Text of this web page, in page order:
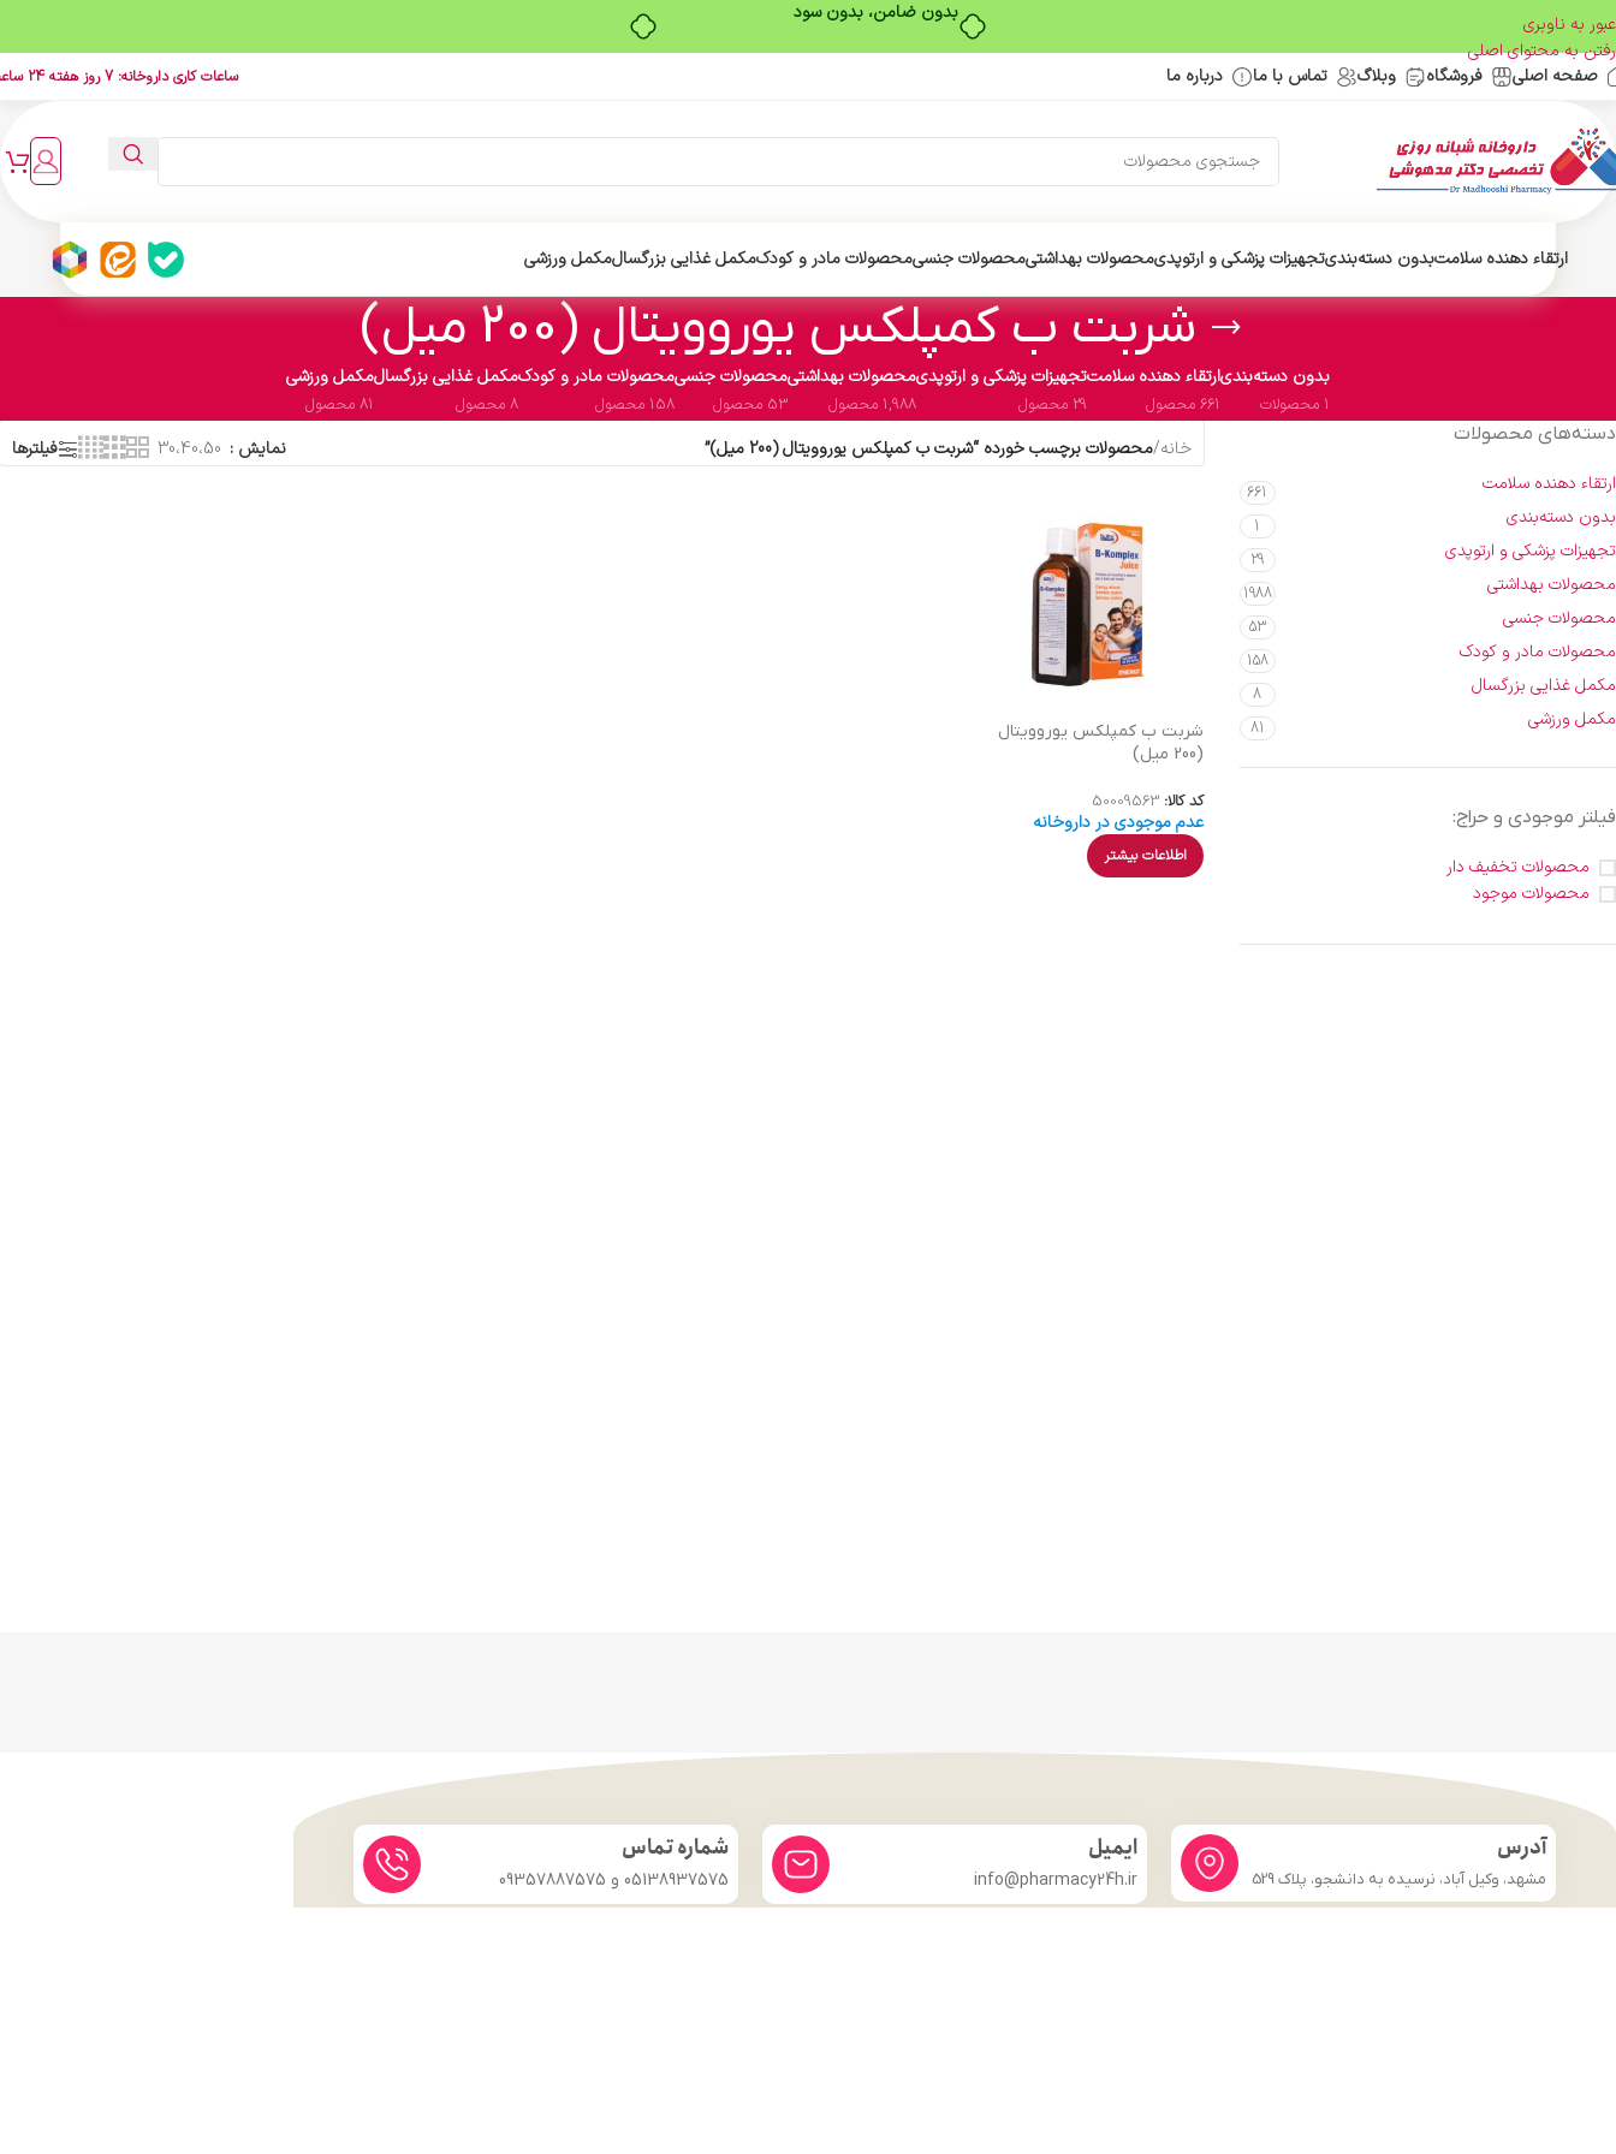
بدون ضامن، بدون سود
عبور به ناوبری
رفتن به محتوای اصلی
صفحه اصلی
فروشگاه وبلاگ تماس با ما درباره ما ساعات کاری داروخانه: 7 روز هفته 24 ساعت
ارتقاء دهنده سلامتبدون دسته‌بندیتجهیزات پزشکی و ارتوپدیمحصولات بهداشتیمحصولات جنسیمحصولات مادر و کودکمکمل غذایی بزرگسالمکمل ورزشی
شربت ب کمپلکس یوروویتال (200 میل)
بدون دسته‌بندی
1 محصولات
ارتقاء دهنده سلامت
661 محصول
تجهیزات پزشکی و ارتوپدی
29 محصول
محصولات بهداشتی
1,988 محصول
محصولات جنسی
53 محصول
محصولات مادر و کودک
158 محصول
مکمل غذایی بزرگسال
8 محصول
مکمل ورزشی
81 محصول
دسته‌های محصولات
ارتقاء دهنده سلامت 661
بدون دسته‌بندی 1
تجهیزات پزشکی و ارتوپدی 29
محصولات بهداشتی 1988
محصولات جنسی 53
محصولات مادر و کودک 158
مکمل غذایی بزرگسال 8
مکمل ورزشی 81
فیلتر موجودی و حراج:
محصولات تخفیف دار
محصولات موجود
خانه/محصولات برچسب خورده “شربت ب کمپلکس یوروویتال (200 میل)” نمایش 30،40،50 فیلترها
شربت ب کمپلکس یوروویتال
(200 میل)
کد کالا:50009563
عدم موجودی در داروخانه
اطلاعات بیشتر
آدرس
مشهد، وکیل آباد، نرسیده به دانشجو، پلاک 529
ایمیل
info@pharmacy24h.ir
شماره تماس
05138937575 و 09357887575